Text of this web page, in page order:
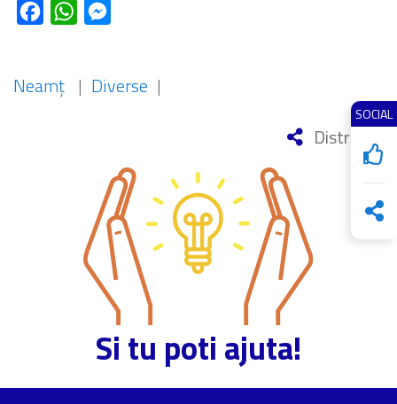
SOCIAL
FacebookWhatsApp
Neamț | Diverse |
Distribuie
Si tu poti ajuta!